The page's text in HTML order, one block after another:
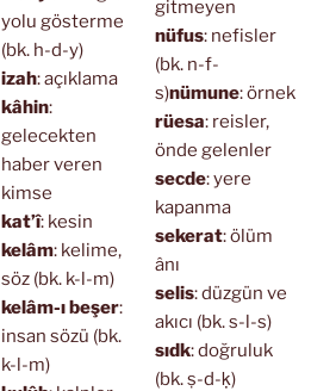
yolu gösterme
(bk. h-d-y)
izah: açıklama
kâhin:
gelecekten
haber veren
kimse
kat’î: kesin
kelâm: kelime,
söz (bk. k-l-m)
kelâm-ı beşer:
insan sözü (bk.
k-l-m)
gitmeyen
nüfus: nefisler
(bk. n-f-
s)nümune: örnek
rüesa: reisler,
önde gelenler
secde: yere
kapanma
sekerat: ölüm
ânı
selis: düzgün ve
akıcı (bk. s-l-s)
sıdk: doğruluk
(bk. ṣ-d-ḳ)